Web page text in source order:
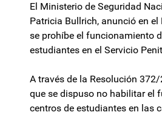
El Ministerio de Seguridad
Patricia Bullrich, anunció en
se prohíbe el funcionamiento
estudiantes en el Servicio
A través de la Resolución
que se dispuso no habilitar el
centros de estudiantes en las